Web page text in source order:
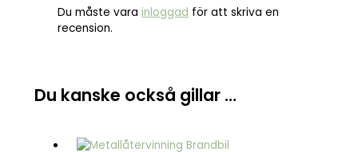
Du måste vara inloggad för att skriva en
recension.
Du kanske också gillar …